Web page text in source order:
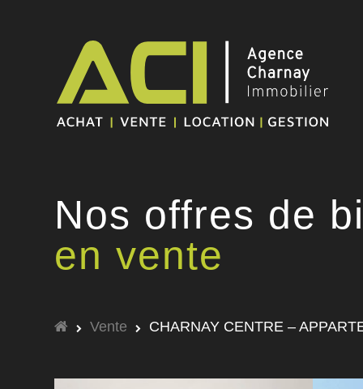
Nos offres de
en vente
Vente CHARNAY CENTRE –